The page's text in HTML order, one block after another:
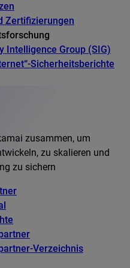
Zertifizierungen
Intelligence Group (SIG)
Sicherheitsberichte
zusammen, um
zu skalieren und
zu sichern
Verzeichnis